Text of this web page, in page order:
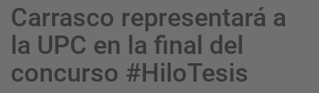
Carrasco representará a
la UPC en la final del
concurso #HiloTesis